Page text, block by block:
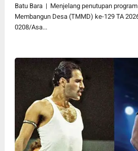
Batu Bara | Menjelang penutupan
Membangun Desa (TMMD) ke-129 TA
0208/Asa...